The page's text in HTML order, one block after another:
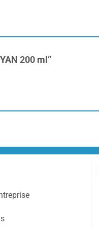
200 ml”